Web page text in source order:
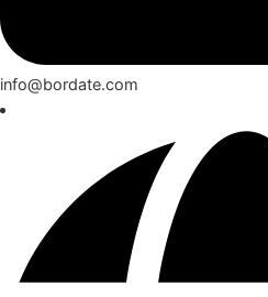
info@bordate.com